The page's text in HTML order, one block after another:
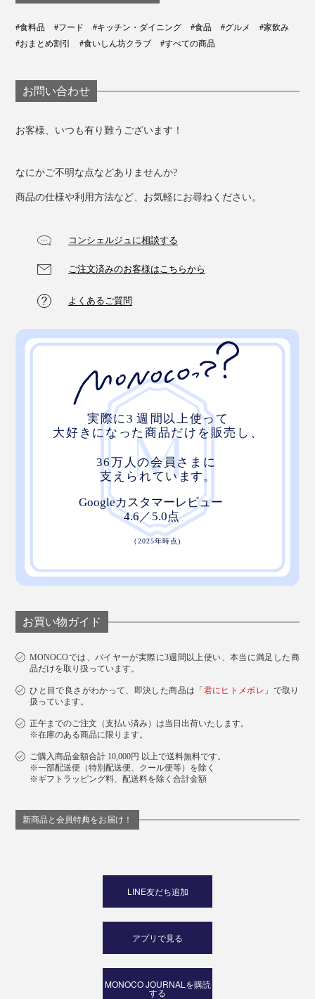
#食料品 #フード #キッチン・ダイニング #食品 #グルメ
#家飲み
#おまとめ割引
#食いしん坊クラブ #すべての商品
お問い合わせ
お客様、いつも有り難うございます！
なにかご不明な点などありませんか?
商品の仕様や利用方法など、お気軽にお尋ねください。
コンシェルジュに相談する
ご注文済みのお客様はこちらから
よくあるご質問
お買い物ガイド
MONOCOでは、バイヤーが実際に3週間以上使い、本当に満足した商
品だけを取り扱っています。
ひと目で良さがわかって、即決した商品は「君にヒトメボレ 」で取り
扱っています。
正午までのご注文（支払い済み）は当日出荷いたします。
※在庫のある商品に限ります。
ご購入商品金額合計 10,000円 以上で送料無料です。
※一部配送便（特別配送便、クール便等）を除く
※ギフトラッピング料、配送料を除く合計金額
新商品と会員特典をお届け！
LINE友だち追加
アプリで見る
MONOCO JOURNALを購読
する